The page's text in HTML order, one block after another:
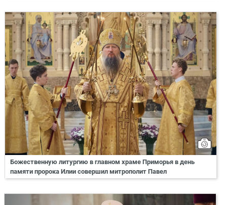
Божественную литургию в главном храме Приморья в день
памяти пророка Илии совершил митрополит Павел